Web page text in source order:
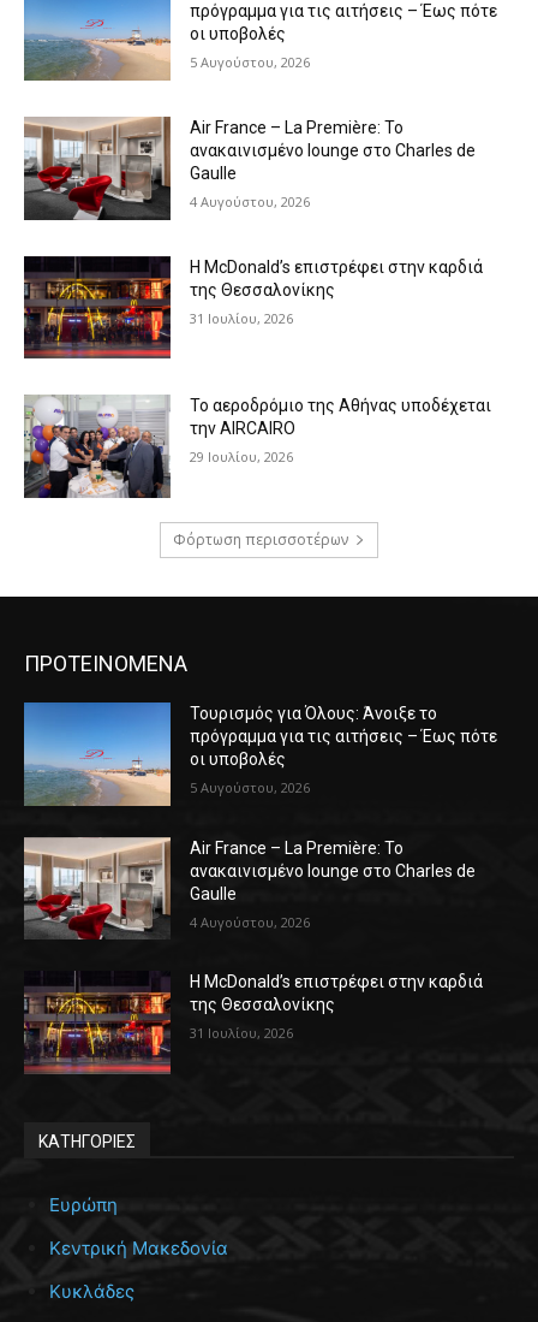
πρόγραμμα για τις αιτήσεις – Έως πότε
οι υποβολές
5 Αυγούστου, 2026
Air France – La Première: Το
ανακαινισμένο lounge στο Charles de
Gaulle
4 Αυγούστου, 2026
Η McDonald’s επιστρέφει στην καρδιά
της Θεσσαλονίκης
31 Ιουλίου, 2026
Το αεροδρόμιο της Αθήνας υποδέχεται
την AIRCAIRO
29 Ιουλίου, 2026
Φόρτωση περισσοτέρων
ΠΡΟΤΕΙΝΟΜΕΝΑ
Τουρισμός για Όλους: Άνοιξε το
πρόγραμμα για τις αιτήσεις – Έως πότε
οι υποβολές
5 Αυγούστου, 2026
Air France – La Première: Το
ανακαινισμένο lounge στο Charles de
Gaulle
4 Αυγούστου, 2026
Η McDonald’s επιστρέφει στην καρδιά
της Θεσσαλονίκης
31 Ιουλίου, 2026
ΚΑΤΗΓΟΡΙΕΣ
Ευρώπη
Κεντρική Μακεδονία
Κυκλάδες